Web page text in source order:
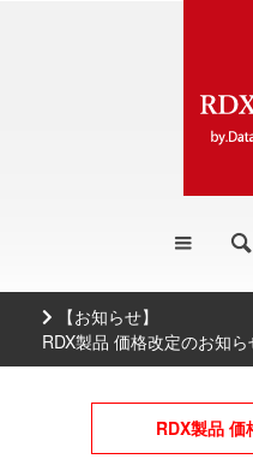
【お知らせ】
RDX製品 価格改定のお知ら
RDX製品 価